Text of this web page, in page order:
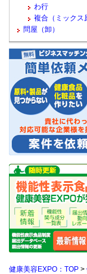
わ行
複合（ミックス
問屋（卸）
健康美容EXPO：TOP >